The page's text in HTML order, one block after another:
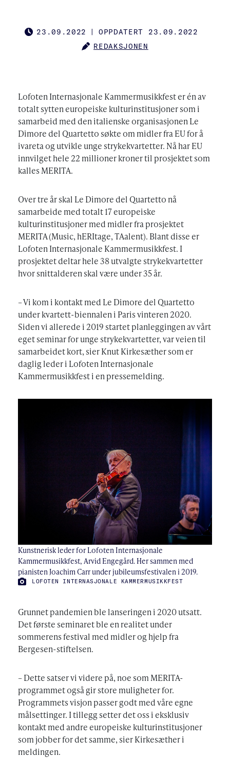
PUBLISHED
23.09.2022 | OPPDATERT 23.09.2022
AUTHOR
REDAKSJONEN
Lofoten Internasjonale Kammermusikkfest er én av
totalt sytten europeiske kulturinstitusjoner som i
samarbeid med den italienske organisasjonen Le
Dimore del Quartetto søkte om midler fra EU for å
ivareta og utvikle unge strykekvartetter. Nå har EU
innvilget hele 22 millioner kroner til prosjektet som
kalles MERITA.
Over tre år skal Le Dimore del Quartetto nå
samarbeide med totalt 17 europeiske
kulturinstitusjoner med midler fra prosjektet
MERITA (Music, hERItage, TAalent). Blant disse er
Lofoten Internasjonale Kammermusikkfest. I
prosjektet deltar hele 38 utvalgte strykekvartetter
hvor snittalderen skal være under 35 år.
– Vi kom i kontakt med Le Dimore del Quartetto
under kvartett-biennalen i Paris vinteren 2020.
Siden vi allerede i 2019 startet planleggingen av vårt
eget seminar for unge strykekvartetter, var veien til
samarbeidet kort, sier Knut Kirkesæther som er
daglig leder i Lofoten Internasjonale
Kammermusikkfest i en pressemelding.
Kunstnerisk leder for Lofoten Internasjonale
Kammermusikkfest, Arvid Engegård. Her sammen med
pianisten Joachim Carr under jubileumsfestivalen i 2019.
FOTO:
LOFOTEN INTERNASJONALE KAMMERMUSIKKFEST
Grunnet pandemien ble lanseringen i 2020 utsatt.
Det første seminaret ble en realitet under
sommerens festival med midler og hjelp fra
Bergesen-stiftelsen.
– Dette satser vi videre på, noe som MERITA-
programmet også gir store muligheter for.
Programmets visjon passer godt med våre egne
målsettinger. I tillegg setter det oss i eksklusiv
kontakt med andre europeiske kulturinstitusjoner
som jobber for det samme, sier Kirkesæther i
meldingen.